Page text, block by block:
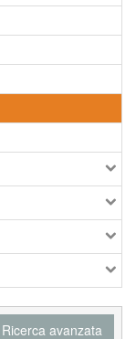
Ricerca avanzata